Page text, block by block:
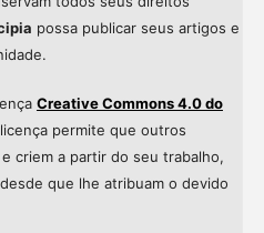
possa publicar seus artigos e
Creative Commons 4.0 do
permite que outros
criem a partir do seu trabalho,
que lhe atribuam o devido